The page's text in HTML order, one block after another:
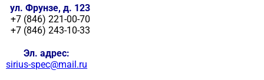
ул. Фрунзе, д. 123
+7 (846) 221-00-70
+7 (846) 243-10-33
Эл. адрес:
sirius-spec@mail.ru